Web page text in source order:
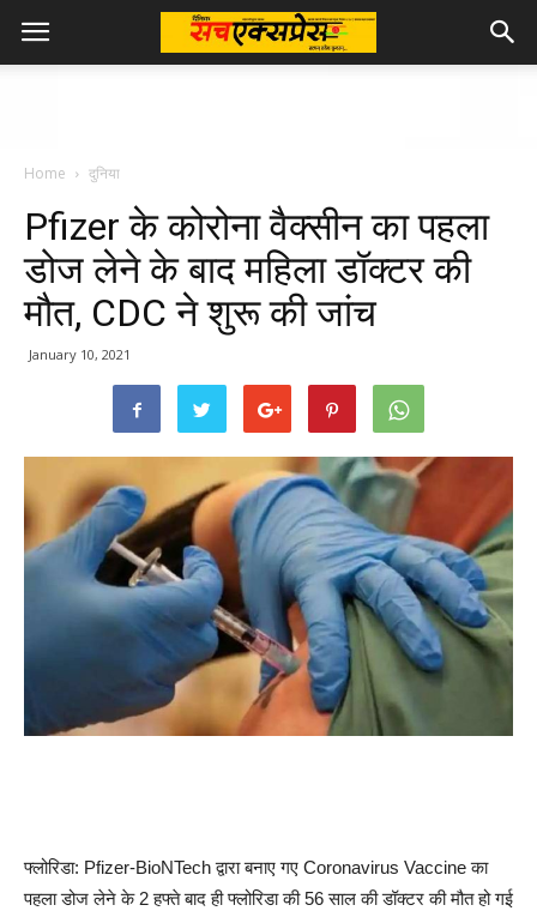
Home दुनिया
Pfizer के कोरोना वैक्‍सीन का पहला
डोज लेने के बाद महिला डॉक्‍टर की
मौत, CDC ने शुरू की जांच
January 10, 2021
फ्लोरिडा: Pfizer-BioNTech द्वारा बनाए गए Coronavirus Vaccine का
पहला डोज लेने के 2 हफ्ते बाद ही फ्लोरिडा की 56 साल की डॉक्टर की मौत हो गई